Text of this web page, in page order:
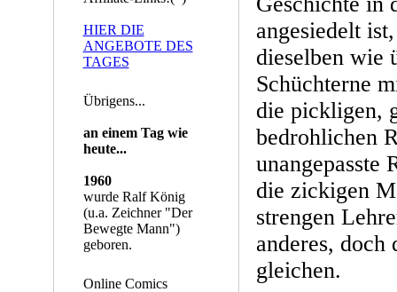
HIER DIE
ANGEBOTE DES
TAGES
Übrigens...
an einem Tag wie
heute...
1960
wurde Ralf König
(u.a. Zeichner "Der
Bewegte Mann")
geboren.
Online Comics
angesiedelt
dieselben wie
Schüchterne
die pickligen,
bedrohlichen
unangepasste
die zickigen
strengen
anderes, doch
gleichen.